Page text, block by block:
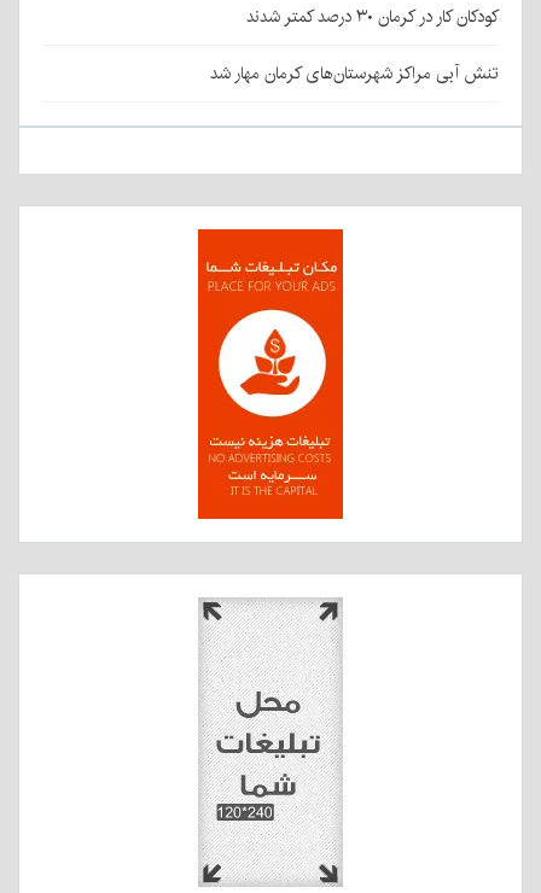
کودکان کار در کرمان ۳۰ درصد کمتر شدند
تنش آبی مراکز شهرستان‌های کرمان مهار شد